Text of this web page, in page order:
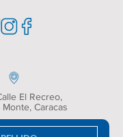
El Recreo,
Monte, Caracas